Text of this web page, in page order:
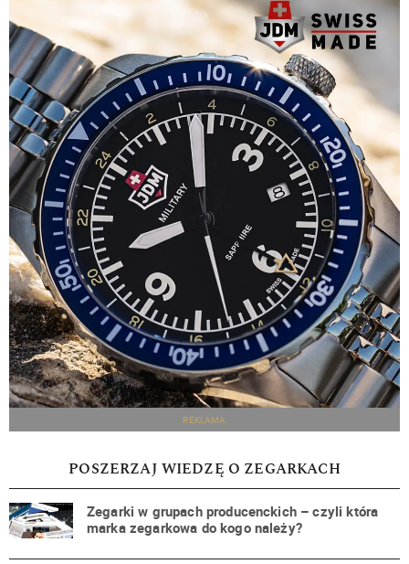
REKLAMA
POSZERZAJ WIEDZĘ O ZEGARKACH
Zegarki w grupach producenckich – czyli która
marka zegarkowa do kogo należy?